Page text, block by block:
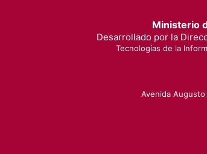
Ministerio
Desarrollado por la
Tecnologías de la
Avenida